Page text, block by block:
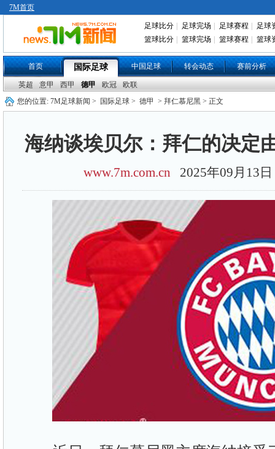
7M首页
足球比分 足球完场 足球赛程
足球
篮球比分
篮球完场 篮球赛程 篮球
首页 国际足球 中国足球 转会动态 赛前分析
英超 意甲 西甲 德甲 欧冠
欧联
您的位置: 7M足球新闻 > 国际足球 > 德甲 > 拜仁慕尼黑 > 正文
海纳谈埃贝尔：拜仁的决定
www.7m.com.cn 2025年09月13